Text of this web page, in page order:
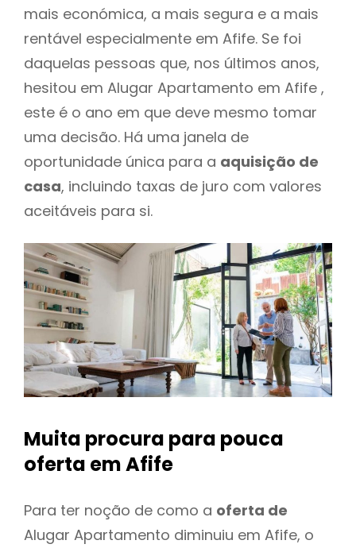
mais económica, a mais segura e a mais
rentável especialmente em Afife. Se foi
daquelas pessoas que, nos últimos anos,
hesitou em Alugar Apartamento em Afife ,
este é o ano em que deve mesmo tomar
uma decisão. Há uma janela de
oportunidade única para a aquisição de
casa, incluindo taxas de juro com valores
aceitáveis para si.
Muita procura para pouca
oferta em Afife
Para ter noção de como a oferta de
Alugar Apartamento diminuiu em Afife, o